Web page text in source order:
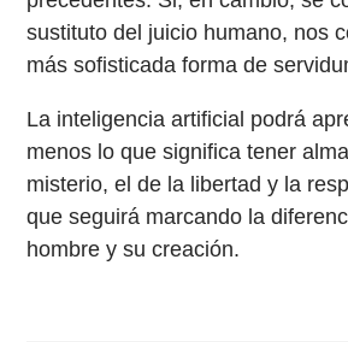
sustituto del juicio humano, nos
más sofisticada forma de
La inteligencia artificial podrá
menos lo que significa tener
misterio, el de la libertad y la
que seguirá marcando la
hombre y su creación.